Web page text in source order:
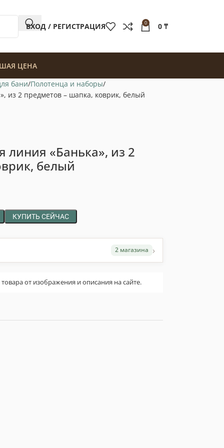
ВХОД / РЕГИСТРАЦИЯ 0 0 ₸
ЦЕНА
бани Полотенца и наборы
из 2 предметов – шапка, коврик, белый
линия «Банька», из 2
белый
КУПИТЬ СЕЙЧАС
2 магазина ›
от изображения и описания на сайте.